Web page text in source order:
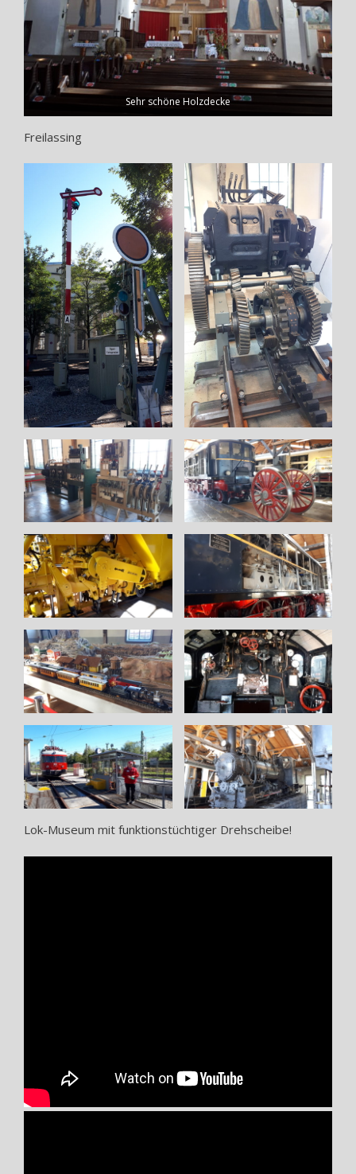
Sehr schöne Holzdecke
Freilassing
Lok-Museum mit funktionstüchtiger Drehscheibe!